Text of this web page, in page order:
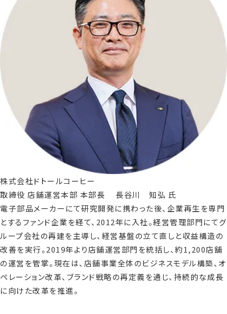
株式会社ドトールコーヒー
取締役 店舗運営本部 本部長 長谷川 知弘 氏
電子部品メーカーにて研究開発に携わった後、企業再生を専門
とするファンド企業を経て、2012年に入社。経営管理部門にてグ
ループ会社の再建を主導し、経営基盤の立て直しと収益構造の
改善を実行。2019年より店舗運営部門を統括し、約1,200店舗
の運営を管掌。現在は、店舗事業全体のビジネスモデル構築、オ
ペレーション改革、ブランド戦略の再定義を通じ、持続的な成長
に向けた改革を推進。